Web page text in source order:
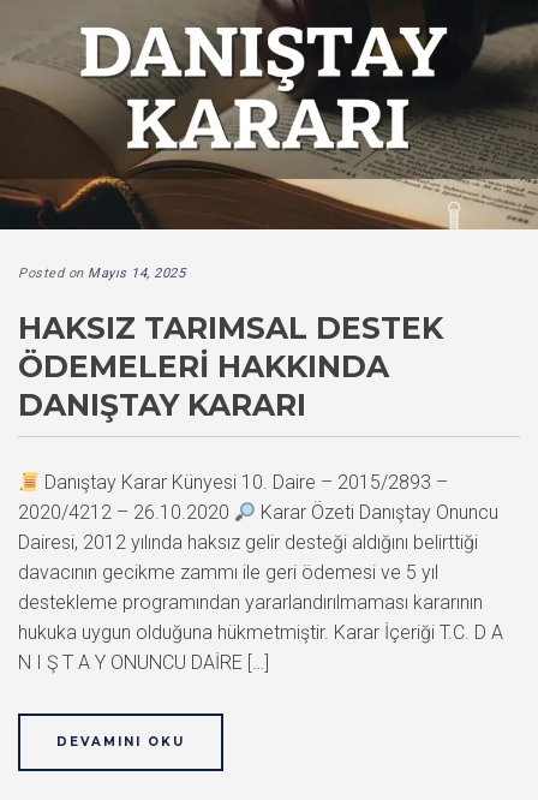
Posted on Mayıs 14, 2025
HAKSIZ TARIMSAL DESTEK
ÖDEMELERI HAKKINDA
DANIŞTAY KARARI
Danıştay Karar Künyesi 10. Daire – 2015/2893 –
2020/4212 – 26.10.2020
Karar Özeti Danıştay Onuncu
Dairesi, 2012 yılında haksız gelir desteği aldığını belirttiği
davacının gecikme zammı ile geri ödemesi ve 5 yıl
destekleme programından yararlandırılmaması kararının
hukuka uygun olduğuna hükmetmiştir. Karar İçeriği T.C. D A
N I Ş T A Y ONUNCU DAİRE […]
DEVAMINI OKU